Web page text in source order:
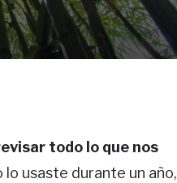
todo lo que nos
lo usaste durante un año,